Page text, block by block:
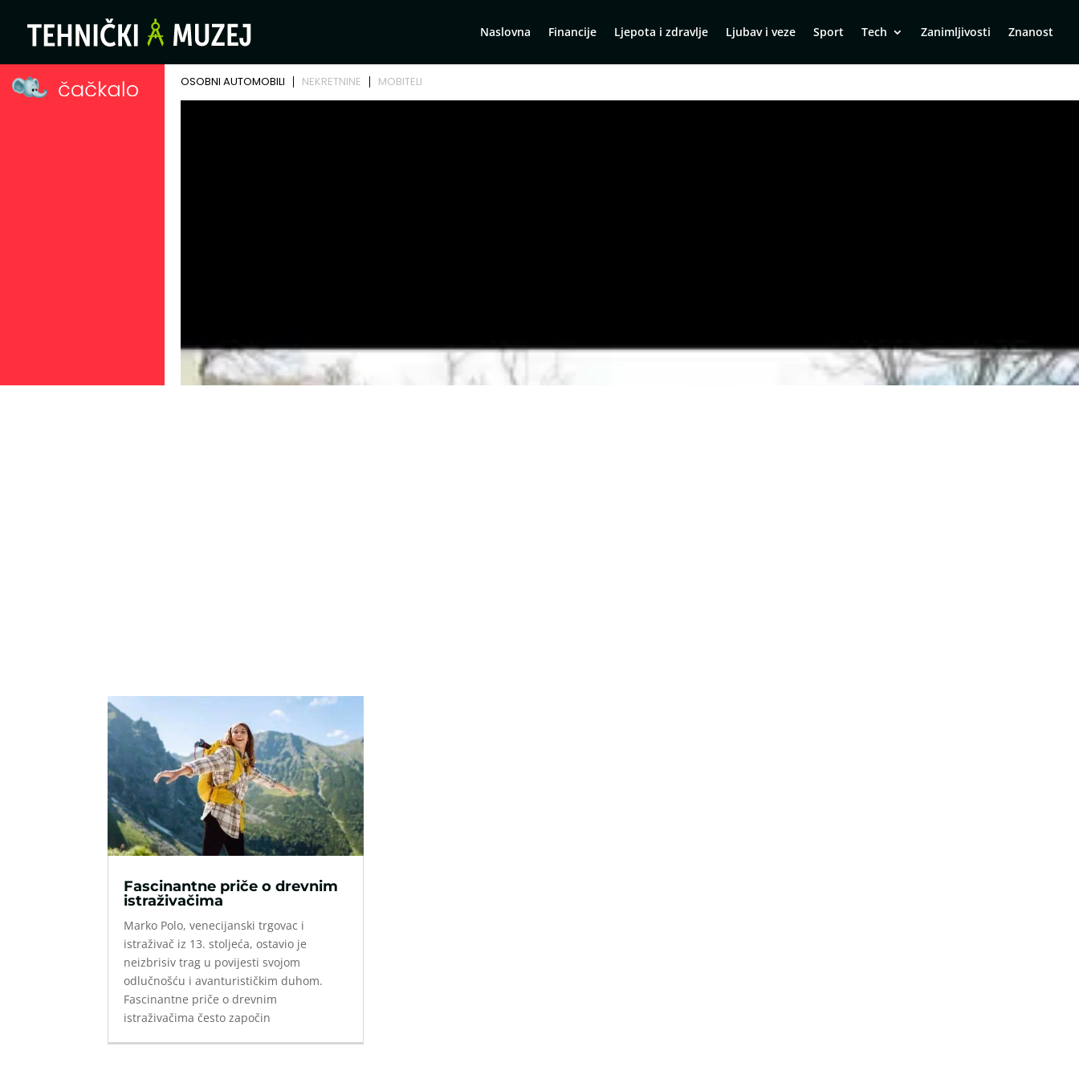
Naslovna Financije Ljepota i zdravlje Ljubav i veze Sport Tech Zanimljivosti Znanost
Fascinantne priče o drevnim
istraživačima
Marko Polo, venecijanski trgovac i
istraživač iz 13. stoljeća, ostavio je
neizbrisiv trag u povijesti svojom
odlučnošću i avanturističkim duhom.
Fascinantne priče o drevnim
istraživačima često započin